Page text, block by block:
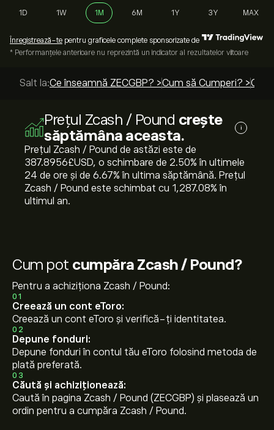
1D 1W 1M 6M 1Y 3Y MAX
Înregistrează-te pentru graficele complete sponsorizate de
* Performanțele anterioare nu reprezintă un indicator al rezultatelor viitoare
Salt la:Ce înseamnă ZECGBP? >Cum să Cumperi? >
Prețul Zcash / Pound crește
săptămâna aceasta.
i
Prețul Zcash / Pound de astăzi este de
387.8956‎£‎USD, o schimbare de ‎2.50‎% în ultimele
24 de ore și de ‎6.67‎% în ultima săptămână. Prețul
Zcash / Pound este schimbat cu ‎1,287.08‎% în
ultimul an.
Cum pot cumpăra Zcash / Pound?
Pentru a achiziționa Zcash / Pound:
01
Creează un cont eToro:
Creează un cont eToro și verifică-ți identitatea.
02
Depune fonduri:
Depune fonduri în contul tău eToro folosind metoda de
plată preferată.
03
Căută și achiziționează:
Caută în pagina Zcash / Pound (ZECGBP) și plasează un
ordin pentru a cumpăra Zcash / Pound.